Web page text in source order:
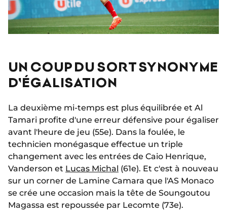
UN COUP DU SORT SYNONYME
D'ÉGALISATION
La deuxième mi-temps est plus équilibrée et Al
Tamari profite d'une erreur défensive pour égaliser
avant l'heure de jeu (55e). Dans la foulée, le
technicien monégasque effectue un triple
changement avec les entrées de Caio Henrique,
Vanderson et Lucas Michal (61e). Et c'est à nouveau
sur un corner de Lamine Camara que l'AS Monaco
se crée une occasion mais la tête de Soungoutou
Magassa est repoussée par Lecomte (73e).